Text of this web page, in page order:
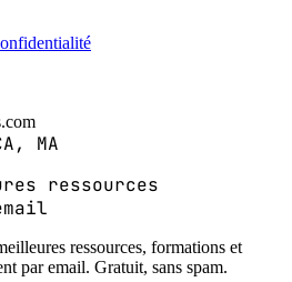
MA
ressources
ressources, formations et
par email. Gratuit, sans spam.